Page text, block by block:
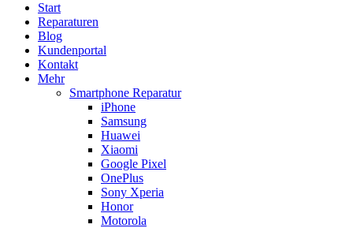
Start
Reparaturen
Blog
Kundenportal
Kontakt
Mehr
Smartphone Reparatur
iPhone
Samsung
Huawei
Xiaomi
Google Pixel
OnePlus
Sony Xperia
Honor
Motorola